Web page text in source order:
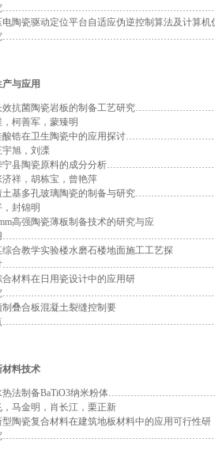
电陶瓷驱动定位平台自适应伪逆控制算法及计算机
产与应用
效抗菌陶瓷岩板的制备工艺研究
，柯善军，蒙臻明
酸锆在卫生陶瓷中的应用探讨
宇旭，刘溧
宁县陶瓷原料的成分分析
济祥，胡栋宝，曾艳萍
土基多孔玻璃陶瓷的制备与研究
，封锦明
高强陶瓷薄板制备技术的研究与应
综合教学实验楼水磨石楼地面施工工艺探
合材料在日用瓷设计中的应用研
制叠合板混凝土裂缝控制要
材料技术
热法制备BaTiO3纳米粉体
，马金明，肖长江，栗正新
型陶瓷复合材料在建筑地板材料中的应用可行性研